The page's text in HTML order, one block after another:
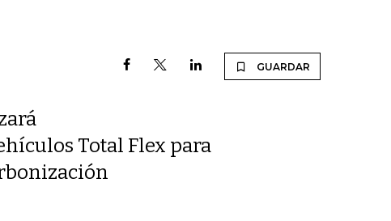
GUARDAR
Total Flex para